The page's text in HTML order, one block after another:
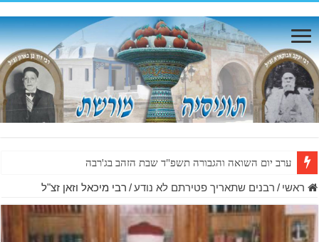
ערב יום השואה והגבורה תשפ"ד שבת הזהב בג'רבה
ראשי / רבנים שתאריך פטירתם לא נודע/ רבי מיכאל וזאן זצ"ל